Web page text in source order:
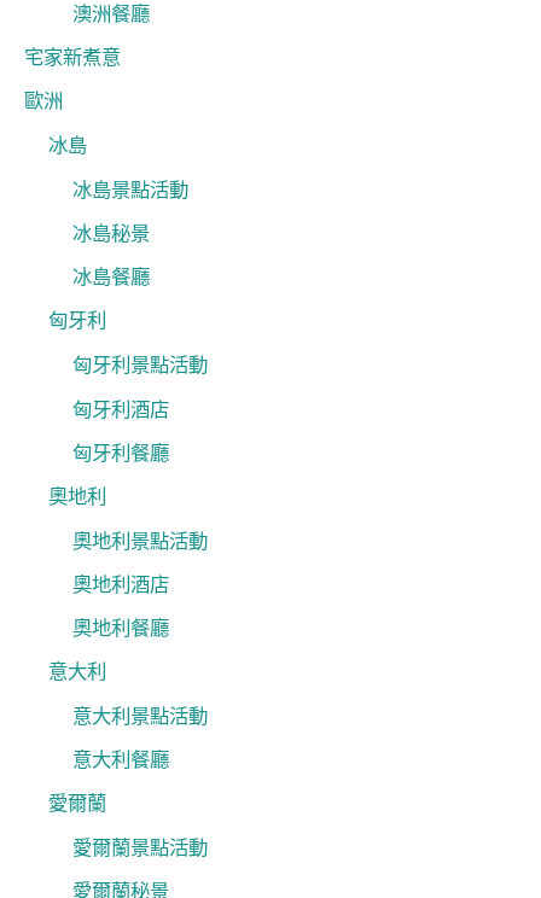
澳洲餐廳
宅家新煮意
歐洲
冰島
冰島景點活動
冰島秘景
冰島餐廳
匈牙利
匈牙利景點活動
匈牙利酒店
匈牙利餐廳
奧地利
奧地利景點活動
奧地利酒店
奧地利餐廳
意大利
意大利景點活動
意大利餐廳
愛爾蘭
愛爾蘭景點活動
愛爾蘭秘景